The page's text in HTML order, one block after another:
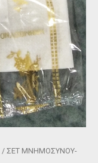
/ ΣΕΤ ΜΝΗΜΟΣΥΝΟΥ-